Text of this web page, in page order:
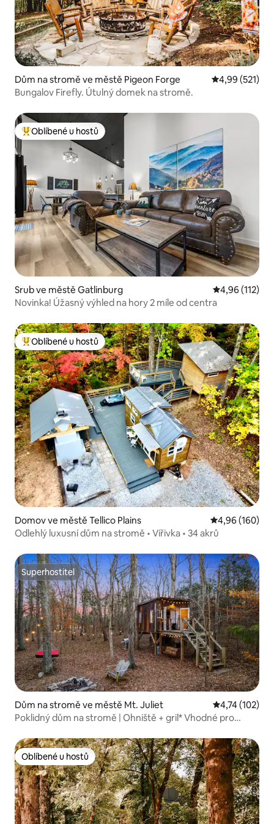
Dům na stromě ve městě Pigeon Forge Průměrné
4,99 (521)
Bungalov Firefly. Útulný domek na stromě.
Nejlepší v kategorii Oblíbené u hostů
Oblíbené u hostů
Srub ve městě Gatlinburg Průměrné
4,96 (112)
Novinka! Úžasný výhled na hory 2 míle od centra
Nejlepší v kategorii Oblíbené u hostů
Oblíbené u hostů
Domov ve městě Tellico Plains Průměrné
4,96 (160)
Odlehlý luxusní dům na stromě • Vířivka • 34 akrů
Superhostitel
Superhostitel
Dům na stromě ve městě Mt. Juliet Průměrné
4,74 (102)
Poklidný dům na stromě | Ohniště + gril* Vhodné pro
Oblíbené u hostů
Oblíbené u hostů